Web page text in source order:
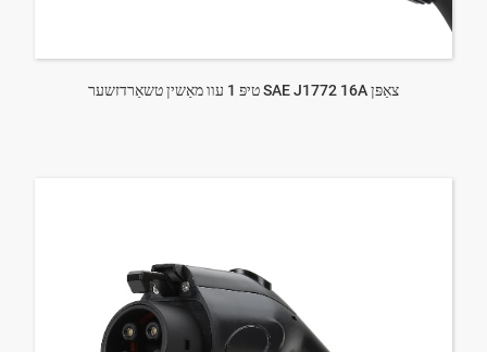
טיפּ 1 עוו מאַשין טשאַרדזשער SAE J1772 16A צאַפּן